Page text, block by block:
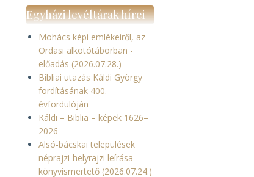
Egyházi levéltárak hírei
Mohács képi emlékeiről, az
Ordasi alkotótáborban -
előadás (2026.07.28.)
Bibliai utazás Káldi György
fordításának 400.
évfordulóján
Káldi – Biblia – képek 1626–
2026
Alsó-bácskai települések
néprajzi-helyrajzi leírása -
könyvismertető (2026.07.24.)